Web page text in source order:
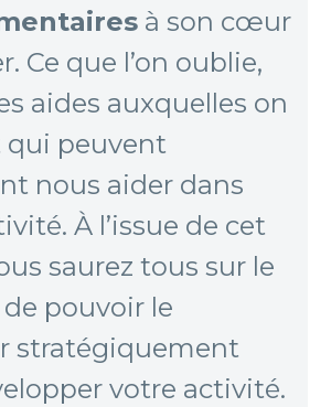
à son cœur
Ce que l’on oublie,
aides auxquelles on
qui peuvent
nous aider dans
À l’issue de cet
saurez tous sur le
pouvoir le
stratégiquement
votre activité.